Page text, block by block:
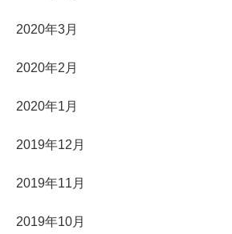
2020年3月
2020年2月
2020年1月
2019年12月
2019年11月
2019年10月